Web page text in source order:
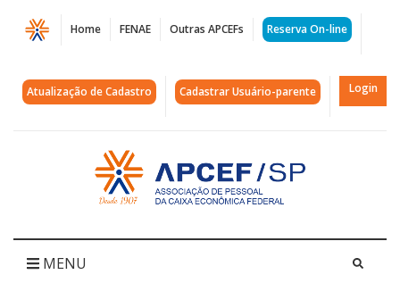
Página
Pratique
esportes
Apcef/SP
APCEF/SP
Home FENAE Outras APCEFs Reserva On-line
Atualização de Cadastro Cadastrar Usuário-parente Login
Acessar
página
inicial
MENU